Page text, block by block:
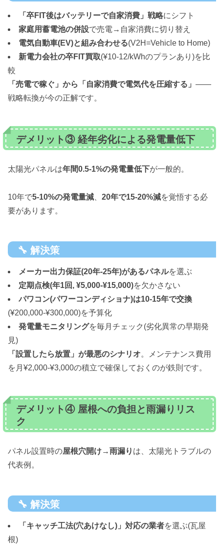
「卒FIT後はバッテリーで自家消費」戦略にシフト
家庭用蓄電池の併設で売電→自家消費に切り替え
電気自動車(EV)と組み合わせる(V2H=Vehicle to Home)
新電力会社の卒FIT買取(¥10-12/kWhのプランあり)を比
較
「売電で稼ぐ」から「自家消費で電気代を圧縮する」 ——
戦略転換が今の正解です。
デメリット③ 経年劣化による発電量低下
太陽光パネルは年間0.5-1%の発電量低下が一般的。
10年で5-10%の発電量減 20年で15-20%減を覚悟する必
要があります。
🔧 解決策
メーカー出力保証(20年-25年)があるパネルを選ぶ
定期点検(年1回, ¥5,000-¥15,000)を欠かさない
パワコン(パワーコンディショナ)は10-15年で交換
(¥200,000-¥300,000)を予算化
発電量モニタリングを毎月チェック(劣化異常の早期発
見)
「設置したら放置」が最悪のシナリオ。メンテナンス費用
を月¥2,000-¥3,000の積立で確保しておくのが鉄則です。
デメリット④ 屋根への負担と雨漏りリス
ク
パネル設置時の屋根穴開け→雨漏り は、太陽光トラブルの
代表例。
🔧 解決策
「キャッチ工法(穴あけなし)」対応の業者を選ぶ(瓦屋
根)